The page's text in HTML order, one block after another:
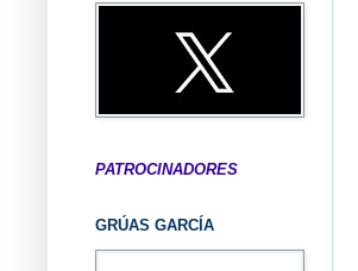
PATROCINADORES
GRÚAS GARCÍA